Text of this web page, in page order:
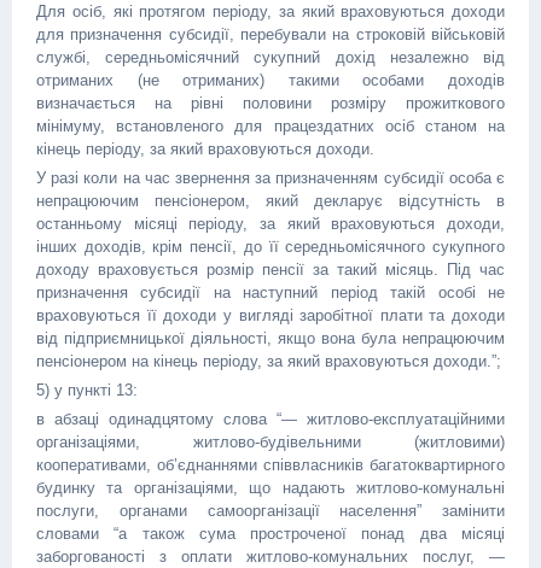
Для осіб, які протягом періоду, за який враховуються доходи
для призначення субсидії, перебували на строковій військовій
службі, середньомісячний сукупний дохід незалежно від
отриманих (не отриманих) такими особами доходів
визначається на рівні половини розміру прожиткового
мінімуму, встановленого для працездатних осіб станом на
кінець періоду, за який враховуються доходи.
У разі коли на час звернення за призначенням субсидії особа є
непрацюючим пенсіонером, який декларує відсутність в
останньому місяці періоду, за який враховуються доходи,
інших доходів, крім пенсії, до її середньомісячного сукупного
доходу враховується розмір пенсії за такий місяць. Під час
призначення субсидії на наступний період такій особі не
враховуються її доходи у вигляді заробітної плати та доходи
від підприємницької діяльності, якщо вона була непрацюючим
пенсіонером на кінець періоду, за який враховуються доходи.”;
5) у пункті 13:
в абзаці одинадцятому слова “— житлово-експлуатаційними
організаціями, житлово-будівельними (житловими)
кооперативами, об’єднаннями співвласників багатоквартирного
будинку та організаціями, що надають житлово-комунальні
послуги, органами самоорганізації населення” замінити
словами “а також сума простроченої понад два місяці
заборгованості з оплати житлово-комунальних послуг, —